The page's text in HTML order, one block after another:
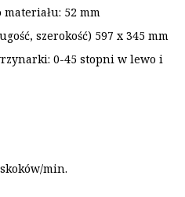
52 mm
szerokość) 597 x 345 mm
0-45 stopni w lewo i
min.